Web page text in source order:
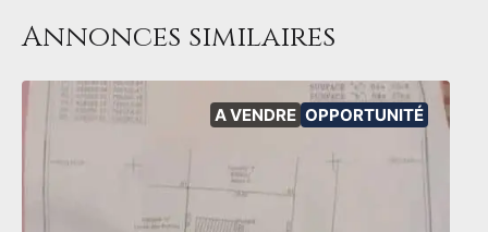
Annonces similaires
A VENDRE OPPORTUNITÉ